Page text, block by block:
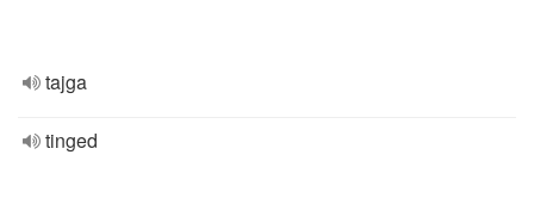
tajga
tinged